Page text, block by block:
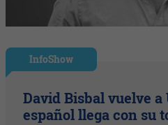
InfoShow
David Bisbal vuelve
español llega con su